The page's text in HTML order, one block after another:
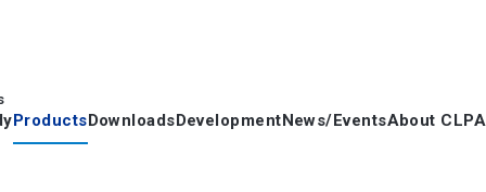
ProductsDownloadsDevelopmentNews/EventsAbout CLPA